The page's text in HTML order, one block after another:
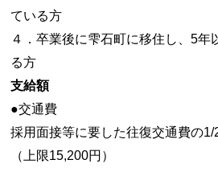
ている方
４．卒業後に雫石町に移住し、5年
る方
支給額
●交通費
採用面接等に要した往復交通費の1/
（上限15,200円）